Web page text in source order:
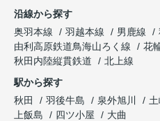
沿線から探す
奥羽本線
羽越本線 男鹿線
由利高原鉄道鳥海山ろく線
花
秋田内陸縦貫鉄道
北上線
駅から探す
秋田
羽後牛島 泉外旭川
上飯島
四ツ小屋 大曲